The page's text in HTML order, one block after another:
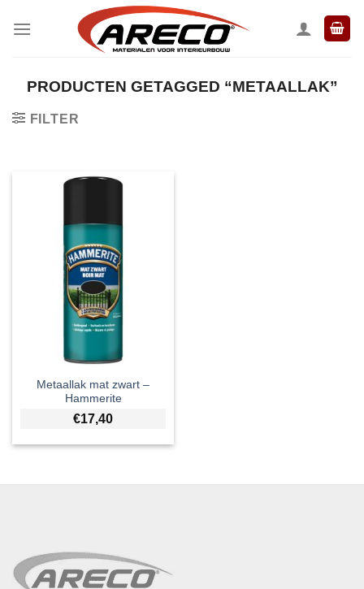
naar
PRODUCTEN GETAGGED “METAALLAK”
FILTER
Metaallak mat zwart –
Hammerite
€17,40